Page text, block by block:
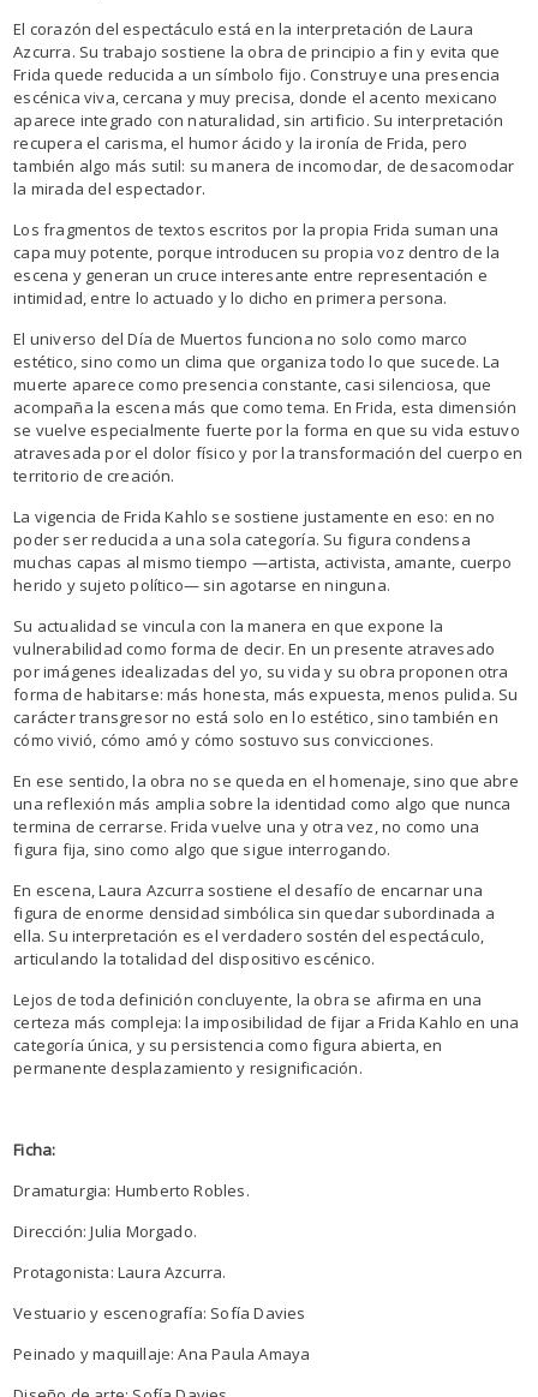
El corazón del espectáculo está en la interpretación de Laura
Azcurra. Su trabajo sostiene la obra de principio a fin y evita que
Frida quede reducida a un símbolo fijo. Construye una presencia
escénica viva, cercana y muy precisa, donde el acento mexicano
aparece integrado con naturalidad, sin artificio. Su interpretación
recupera el carisma, el humor ácido y la ironía de Frida, pero
también algo más sutil: su manera de incomodar, de desacomodar
la mirada del espectador.
Los fragmentos de textos escritos por la propia Frida suman una
capa muy potente, porque introducen su propia voz dentro de la
escena y generan un cruce interesante entre representación e
intimidad, entre lo actuado y lo dicho en primera persona.
El universo del Día de Muertos funciona no solo como marco
estético, sino como un clima que organiza todo lo que sucede. La
muerte aparece como presencia constante, casi silenciosa, que
acompaña la escena más que como tema. En Frida, esta dimensión
se vuelve especialmente fuerte por la forma en que su vida estuvo
atravesada por el dolor físico y por la transformación del cuerpo en
territorio de creación.
La vigencia de Frida Kahlo se sostiene justamente en eso: en no
poder ser reducida a una sola categoría. Su figura condensa
muchas capas al mismo tiempo —artista, activista, amante, cuerpo
herido y sujeto político— sin agotarse en ninguna.
Su actualidad se vincula con la manera en que expone la
vulnerabilidad como forma de decir. En un presente atravesado
por imágenes idealizadas del yo, su vida y su obra proponen otra
forma de habitarse: más honesta, más expuesta, menos pulida. Su
carácter transgresor no está solo en lo estético, sino también en
cómo vivió, cómo amó y cómo sostuvo sus convicciones.
En ese sentido, la obra no se queda en el homenaje, sino que abre
una reflexión más amplia sobre la identidad como algo que nunca
termina de cerrarse. Frida vuelve una y otra vez, no como una
figura fija, sino como algo que sigue interrogando.
En escena, Laura Azcurra sostiene el desafío de encarnar una
figura de enorme densidad simbólica sin quedar subordinada a
ella. Su interpretación es el verdadero sostén del espectáculo,
articulando la totalidad del dispositivo escénico.
Lejos de toda definición concluyente, la obra se afirma en una
certeza más compleja: la imposibilidad de fijar a Frida Kahlo en una
categoría única, y su persistencia como figura abierta, en
permanente desplazamiento y resignificación.
Ficha:
Dramaturgia: Humberto Robles.
Dirección: Julia Morgado.
Protagonista: Laura Azcurra.
Vestuario y escenografía: Sofía Davies
Peinado y maquillaje: Ana Paula Amaya